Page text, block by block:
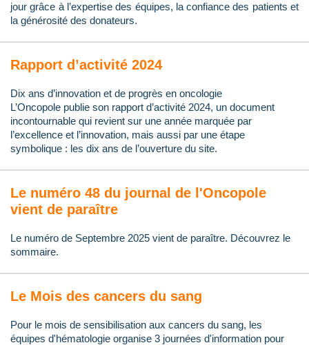
jour grâce à l’expertise des équipes, la confiance des patients et
la générosité des donateurs.
Rapport d’activité 2024
Dix ans d’innovation et de progrès en oncologie
L’Oncopole publie son rapport d’activité 2024, un document
incontournable qui revient sur une année marquée par
l’excellence et l’innovation, mais aussi par une étape
symbolique : les dix ans de l’ouverture du site.
Le numéro 48 du journal de l'Oncopole
vient de paraître
Le numéro de Septembre 2025 vient de paraître. Découvrez le
sommaire.
Le Mois des cancers du sang
Pour le mois de sensibilisation aux cancers du sang, les
équipes d'hématologie organise 3 journées d'information pour